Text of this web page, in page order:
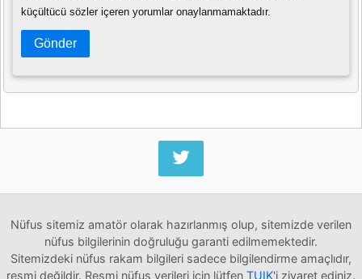
küçültücü sözler içeren yorumlar onaylanmamaktadır.
Gönder
Nüfus sitemiz amatör olarak hazırlanmış olup, sitemizde verilen
nüfus bilgilerinin doğruluğu garanti edilmemektedir.
Sitemizdeki nüfus rakam bilgileri sadece bilgilendirme amaçlıdır,
resmi değildir. Resmi nüfus verileri için lütfen TUIK'i ziyaret ediniz.